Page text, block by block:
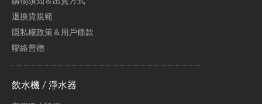
退換貨規範
隱私權政策＆用戶條款
聯絡普德
飲水機 / 淨水器